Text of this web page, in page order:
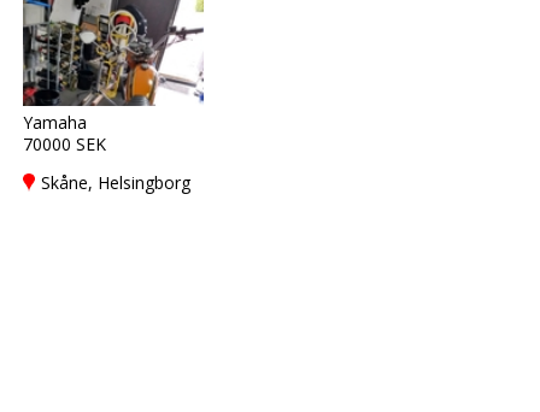
Yamaha
70000 SEK
Skåne, Helsingborg